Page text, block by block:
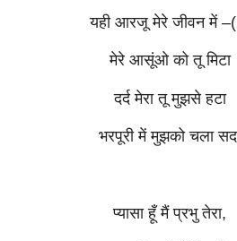
यही आरजू मेरे जीवन में
मेरे आसूंओ को तू मिटा
दर्द मेरा तू मुझसे हटा
भरपूरी में मुझको चला
प्यासा हूँ मैं प्रभु तेरा,